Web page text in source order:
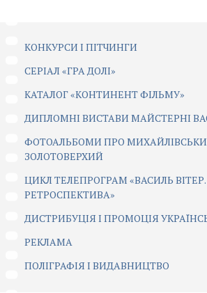
КОНКУРСИ І ПІТЧИНГИ
CЕРІАЛ «ГРА ДОЛІ»
КАТАЛОГ «КОНТИНЕНТ ФІЛЬМУ»
ДИПЛОМНІ ВИСТАВИ МАЙСТЕРНІ
ФОТОАЛЬБОМИ ПРО
ЗОЛОТОВЕРХИЙ
ЦИКЛ ТЕЛЕПРОГРАМ «ВАСИЛЬ ВІТЕР.
РЕТРОСПЕКТИВА»
ДИСТРИБУЦІЯ І ПРОМОЦІЯ
РЕКЛАМА
ПОЛІГРАФІЯ І ВИДАВНИЦТВО